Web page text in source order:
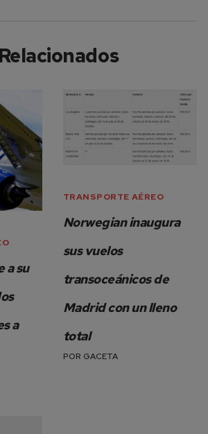
a su
a
TRANSPORTE AÉREO
Norwegian inaugura
sus vuelos
transoceánicos de
Madrid con un lleno
total
POR GACETA